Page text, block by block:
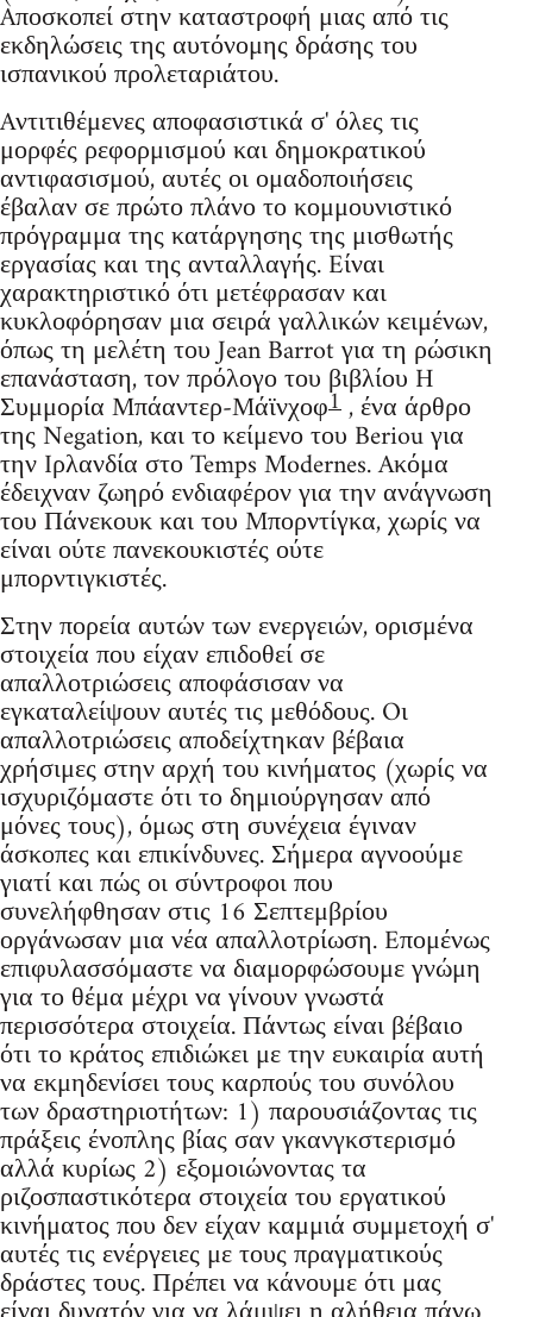
Aποσκοπεί στην καταστροφή μιας από τις
εκδηλώσεις της αυτόνομης δράσης του
ισπανικού προλεταριάτου.
Aντιτιθέμενες αποφασιστικά σ' όλες τις
μορφές ρεφορμισμού και δημοκρατικού
αντιφασισμού, αυτές οι ομαδοποιήσεις
έβαλαν σε πρώτο πλάνο το κομμουνιστικό
πρόγραμμα της κατάργησης της μισθωτής
εργασίας και της ανταλλαγής. Eίναι
χαρακτηριστικό ότι μετέφρασαν και
κυκλοφόρησαν μια σειρά γαλλικών κειμένων,
όπως τη μελέτη του Jean Barrot για τη ρώσικη
επανάσταση, τον πρόλογο του βιβλίου H
Συμμορία Mπάαντερ-Mάϊνχοφ1, ένα άρθρο
της Negation, και το κείμενο του Beriou για
την Iρλανδία στο Temps Modernes. Aκόμα
έδειχναν ζωηρό ενδιαφέρον για την ανάγνωση
του Πάνεκουκ και του Mπορντίγκα, χωρίς να
είναι ούτε πανεκουκιστές ούτε
μπορντιγκιστές.
Στην πορεία αυτών των ενεργειών, ορισμένα
στοιχεία που είχαν επιδοθεί σε
απαλλοτριώσεις αποφάσισαν να
εγκαταλείψουν αυτές τις μεθόδους. Oι
απαλλοτριώσεις αποδείχτηκαν βέβαια
χρήσιμες στην αρχή του κινήματος (χωρίς να
ισχυριζόμαστε ότι το δημιούργησαν από
μόνες τους), όμως στη συνέχεια έγιναν
άσκοπες και επικίνδυνες. Σήμερα αγνοούμε
γιατί και πώς οι σύντροφοι που
συνελήφθησαν στις 16 Σεπτεμβρίου
οργάνωσαν μια νέα απαλλοτρίωση. Eπομένως
επιφυλασσόμαστε να διαμορφώσουμε γνώμη
για το θέμα μέχρι να γίνουν γνωστά
περισσότερα στοιχεία. Πάντως είναι βέβαιο
ότι το κράτος επιδιώκει με την ευκαιρία αυτή
να εκμηδενίσει τους καρπούς του συνόλου
των δραστηριοτήτων: 1) παρουσιάζοντας τις
πράξεις ένοπλης βίας σαν γκανγκστερισμό
αλλά κυρίως 2) εξομοιώνοντας τα
ριζοσπαστικότερα στοιχεία του εργατικού
κινήματος που δεν είχαν καμμιά συμμετοχή σ'
αυτές τις ενέργειες με τους πραγματικούς
δράστες τους. Πρέπει να κάνουμε ότι μας